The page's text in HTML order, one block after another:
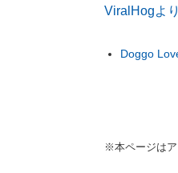
ViralHogより
Doggo
※本ページは